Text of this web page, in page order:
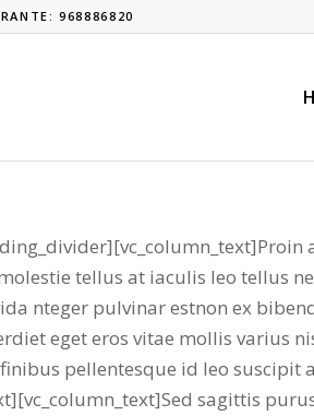
968886820
tellus at iaculis leo tellus
nteger pulvinar estnon ex
eget eros vitae mollis varius
pellentesque id leo suscipit
sagittis